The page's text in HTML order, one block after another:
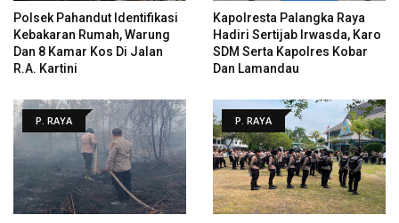
Polsek Pahandut Identifikasi
Kebakaran Rumah, Warung
Dan 8 Kamar Kos Di Jalan
R.A. Kartini
Kapolresta Palangka Raya
Hadiri Sertijab Irwasda, Karo
SDM Serta Kapolres Kobar
Dan Lamandau
P. RAYA P. RAYA